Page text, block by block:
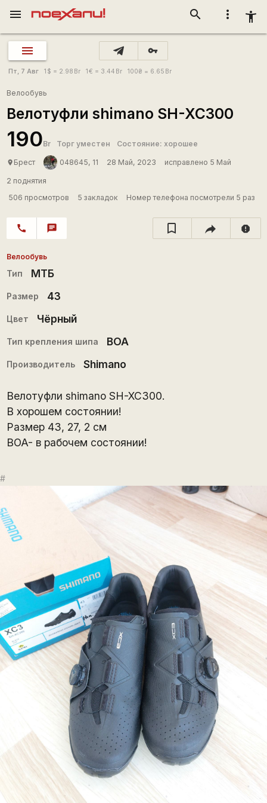
more_vert accessibility_new
search
menu
vpn_key
Пт, 7 Авг 1 $ = 2.98 Br 1€ = 3.44 Br 100₴ = 6.65 Br
Велообувь
Велотуфли shimano SH-XC300
190Br Торг уместен Состояние: хорошее
place Брест 048645, 11 28 Май, 2023 исправлено 5 Май
2 поднятия
506 просмотров
5 закладок Номер телефона посмотрели 5 раз
call chat report
Велообувь
Тип МТБ
Размер 43
Цвет Чёрный
Тип крепления шипа BOA
Производитель Shimano
Велотуфли shimano SH-XC300.
В хорошем состоянии!
Размер 43, 27, 2 см
BOA- в рабочем состоянии!
#